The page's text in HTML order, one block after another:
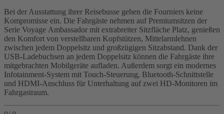
Bei der Ausstattung ihrer Reisebusse gehen die Fourniers keine
Kompromisse ein. Die Fahrgäste nehmen auf Premiumsitzen der
Serie Voyage Ambassador mit extrabreiter Sitzfläche Platz, genießen
den Komfort von verstellbaren Kopfstützen, Mittelarmlehnen
zwischen jedem Doppelsitz und großzügigen Sitzabstand. Dank der
USB-Ladebuchsen an jedem Doppelsitz können die Fahrgäste ihre
mitgebrachten Mobilgeräte aufladen. Außerdem sorgt ein modernes
Infotainment-System mit Touch-Steuerung, Bluetooth-Schnittstelle
und HDMI-Anschluss für Unterhaltung auf zwei HD-Monitoren im
Fahrgastraum.